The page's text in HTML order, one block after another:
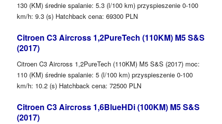
130 (KM) średnie spalanie: 5.3 (l/100 km) przyspieszenie 0-100
km/h: 9.3 (s) Hatchback cena: 69300 PLN
Citroen C3 Aircross 1,2PureTech (110KM) M5 S&S
(2017)
Citroen C3 Aircross 1,2PureTech (110KM) M5 S&S (2017) moc:
110 (KM) średnie spalanie: 5 (l/100 km) przyspieszenie 0-100
km/h: 10.2 (s) Hatchback cena: 72500 PLN
Citroen C3 Aircross 1,6BlueHDi (100KM) M5 S&S
(2017)